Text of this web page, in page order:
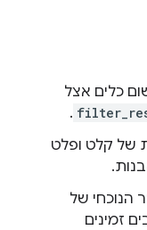
כלים אצל
.
של קלט ופלט
של
זמינים